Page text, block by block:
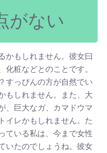
がない
かもしれません。彼女曰
化粧などとのことです。
すっぴんの方が自然でい
もしれません。また、大
、巨大なガ、カマドウマ
イレかもしれません。た
ている私は、今まで女性
いたのでしょうね。彼女